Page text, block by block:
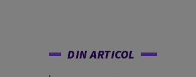
DIN ARTICOL